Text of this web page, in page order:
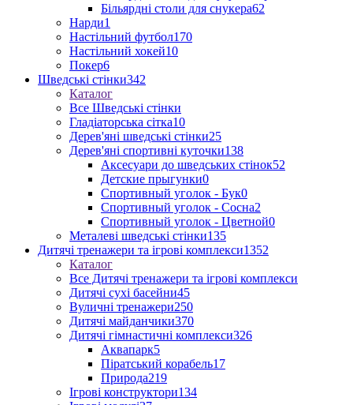
Більярдні столи для снукера62
Нарди1
Настільний футбол170
Настільний хокей10
Покер6
Шведські стінки342
Каталог
Все Шведські стінки
Гладіаторська сітка10
Дерев'яні шведські стінки25
Дерев'яні спортивні куточки138
Аксесуари до шведських стінок52
Детские прыгунки0
Спортивный уголок - Бук0
Спортивный уголок - Сосна2
Спортивный уголок - Цветной0
Металеві шведські стінки135
Дитячі тренажери та ігрові комплекси1352
Каталог
Все Дитячі тренажери та ігрові комплекси
Дитячі сухі басейни45
Вуличні тренажери250
Дитячі майданчики370
Дитячі гімнастичні комплекси326
Аквапарк5
Піратський корабель17
Природа219
Ігрові конструктори134